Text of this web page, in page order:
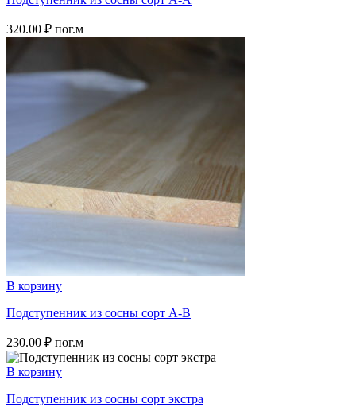
320.00 ₽ пог.м
В корзину
Подступенник из сосны сорт A-B
230.00 ₽ пог.м
В корзину
Подступенник из сосны сорт экстра